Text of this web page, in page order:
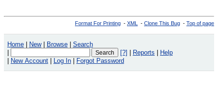
Format For Printing - XML - Clone This Bug - Top of page
Home New Browse
Search
[?] Reports
Help
New Account Log In Forgot Password